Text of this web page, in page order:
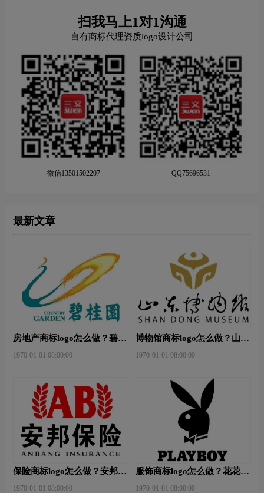
扫我马上1对1沟通
自有商标代理资质logo设计公司
微信13501502207 QQ75696531
最新文章
房地产商标logo怎么做？碧桂
1970-01-01 08:00:00
博物馆商标logo怎么做？山东
logo设计
1970-01-01 08:00:00
保险商标logo怎么做？安邦保
1970-01-01 08:00:00
服饰商标logo怎么做？花花公
1970-01-01 08:00:00